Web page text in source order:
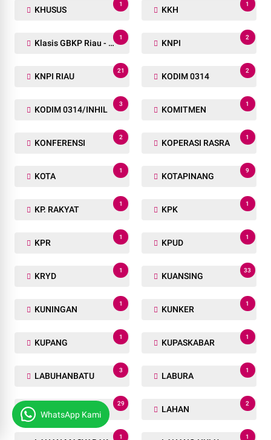
KHUSUS
1
KKH
1
Klasis GBKP Riau - Sumbar.
1
KNPI
2
KNPI RIAU
21
KODIM 0314
2
KODIM 0314/INHIL
3
KOMITMEN
1
KONFERENSI
2
KOPERASI RASRA
1
KOTA
1
KOTAPINANG
9
KP. RAKYAT
1
KPK
1
KPR
1
KPUD
1
KRYD
1
KUANSING
33
KUNINGAN
1
KUNKER
1
KUPANG
1
KUPASKABAR
1
LABUHANBATU
3
LABURA
1
LABUSEL
29
LAHAN
2
1 1
WhatsApp Kami